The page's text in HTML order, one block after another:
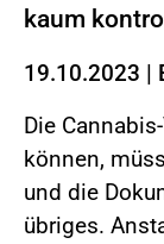
kaum
19.10.2023 |
Die
können,
und die
übriges.